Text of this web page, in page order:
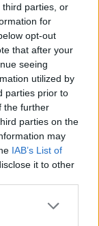
third parties, or
for
opt-out
that after your
seeing
utilized by
parties prior to
the further
parties on the
may
IAB’s List of
it to other
more Google
ám jó ideje a
F1-ben újonnan
elinduljon az
a Formula-2-
túl jól: a legjobb
pedig csupán
beugróa
Leonardo
pedig Ryo
Piastri, Franco
a szabályok
állt rajthoz – kell